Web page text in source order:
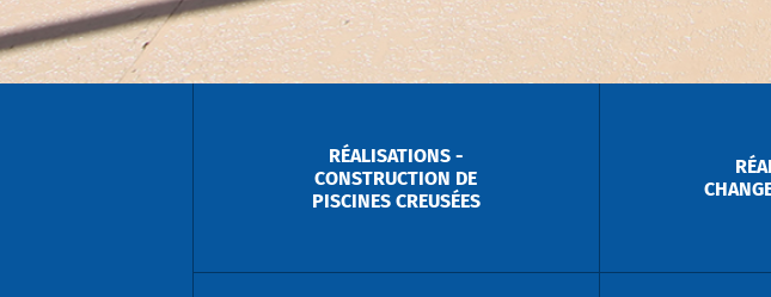
RÉALISATIONS -
CONSTRUCTION DE
PISCINES CREUSÉES